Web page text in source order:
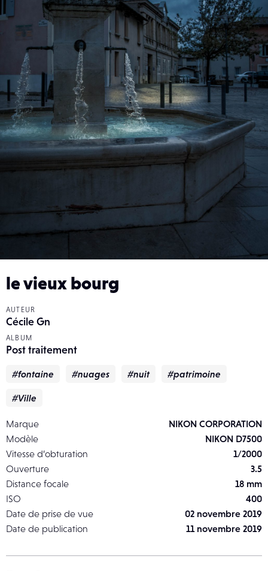
le vieux bourg
AUTEUR
Cécile Gn
ALBUM
Post traitement
#fontaine #nuages #nuit #patrimoine
#Ville
Marque
NIKON CORPORATION
Modèle
NIKON D7500
Vitesse d’obturation
1/2000
Ouverture
3.5
Distance focale
18 mm
ISO
400
Date de prise de vue
02 novembre 2019
Date de publication
11 novembre 2019